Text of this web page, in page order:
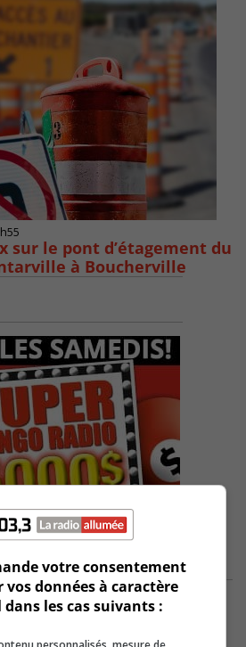
sur le pont d’étagement du
à Boucherville
votre consentement
données à caractère
les cas suivants :